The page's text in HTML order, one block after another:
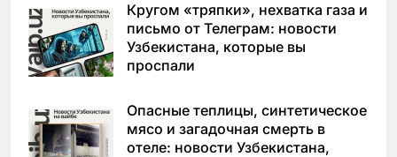
Кругом «тряпки», нехватка газа и
письмо от Телеграм: новости
Узбекистана, которые вы
проспали
Опасные теплицы, синтетическое
мясо и загадочная смерть в
отеле: новости Узбекистана,